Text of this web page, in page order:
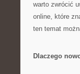
warto zwrócić
online, które
ten temat
Dlaczego